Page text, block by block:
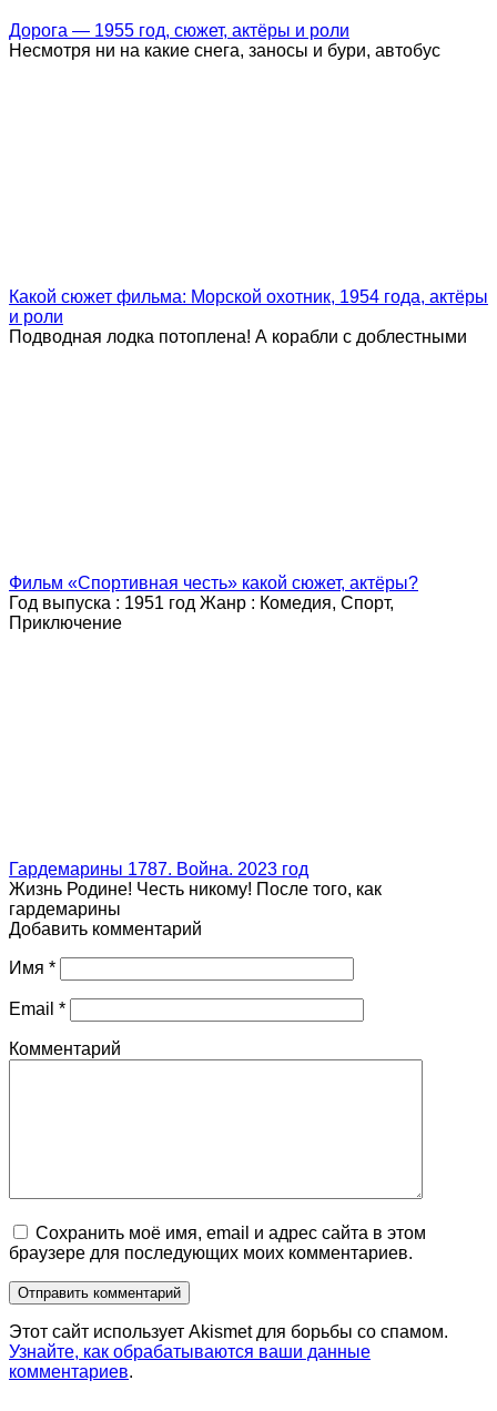
Дорога — 1955 год, сюжет, актёры и роли
Несмотря ни на какие снега, заносы и бури, автобус
Какой сюжет фильма: Морской охотник, 1954 года, актёры
и роли
Подводная лодка потоплена! А корабли с доблестными
Фильм «Спортивная честь» какой сюжет, актёры?
Год выпуска : 1951 год Жанр : Комедия, Спорт,
Приключение
Гардемарины 1787. Война. 2023 год
Жизнь Родине! Честь никому! После того, как
гардемарины
Добавить комментарий
Имя *
Email *
Комментарий
Сохранить моё имя, email и адрес сайта в этом
браузере для последующих моих комментариев.
Этот сайт использует Akismet для борьбы со спамом.
Узнайте, как обрабатываются ваши данные
комментариев.